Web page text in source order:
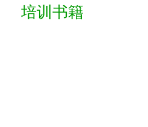
培训书籍